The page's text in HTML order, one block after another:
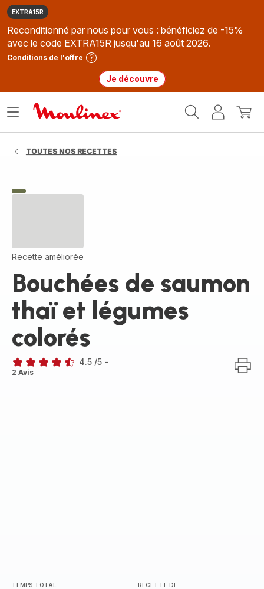
EXTRA15R
Reconditionné par nous pour vous : bénéficiez de -15%
avec le code EXTRA15R jusqu'au 16 août 2026.
Conditions de l'offre
Je découvre
MonMon
Ouvrir
TOUTES NOS RECETTES
Recette améliorée
Bouchées de saumon
thaï et légumes
colorés
ratings.4.5
4.5 /5 -
2 Avis
TEMPS TOTAL RECETTE DE